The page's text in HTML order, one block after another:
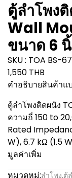
ตู้ลำโพง
Wall
ขนาด 6
SKU : TOA BS-
1,550 THB
คำอธิบายสินค้าแ
ตู้ลำโพงติดผนัง
ความถี่ 150 to
Rated
W), 6.7 kΩ (1.5
มูลค่าเพิ่ม
หมวดหมู่:ลำโพง,ตู้